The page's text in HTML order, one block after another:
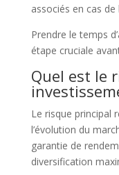
associés en cas de
Prendre le temps
étape cruciale
Quel est le
Le risque principal
l’évolution du
garantie de
diversification